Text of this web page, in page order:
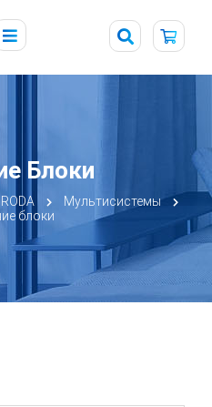
Блоки
Мультисистемы
блоки